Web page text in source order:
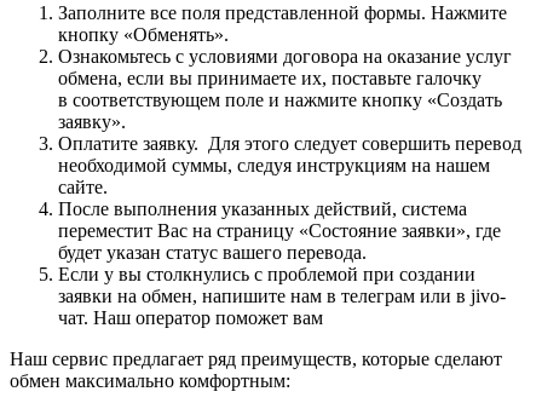
Заполните все поля представленной формы. Нажмите
кнопку «Обменять».
Ознакомьтесь с условиями договора на оказание услуг
обмена, если вы принимаете их, поставьте галочку
в соответствующем поле и нажмите кнопку «Создать
заявку».
Оплатите заявку. Для этого следует совершить перевод
необходимой суммы, следуя инструкциям на нашем
сайте.
После выполнения указанных действий, система
переместит Вас на страницу «Состояние заявки», где
будет указан статус вашего перевода.
Если у вы столкнулись с проблемой при создании
заявки на обмен, напишите нам в телеграм или в jivo-
чат. Наш оператор поможет вам
Наш сервис предлагает ряд преимуществ, которые сделают
обмен максимально комфортным: